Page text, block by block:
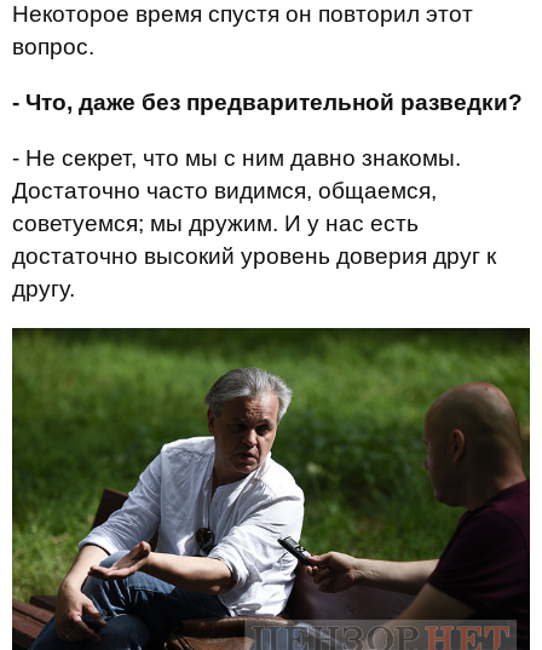
Некоторое время спустя он повторил этот
вопрос.
- Что, даже без предварительной разведки?
- Не секрет, что мы с ним давно знакомы.
Достаточно часто видимся, общаемся,
советуемся; мы дружим. И у нас есть
достаточно высокий уровень доверия друг к
другу.